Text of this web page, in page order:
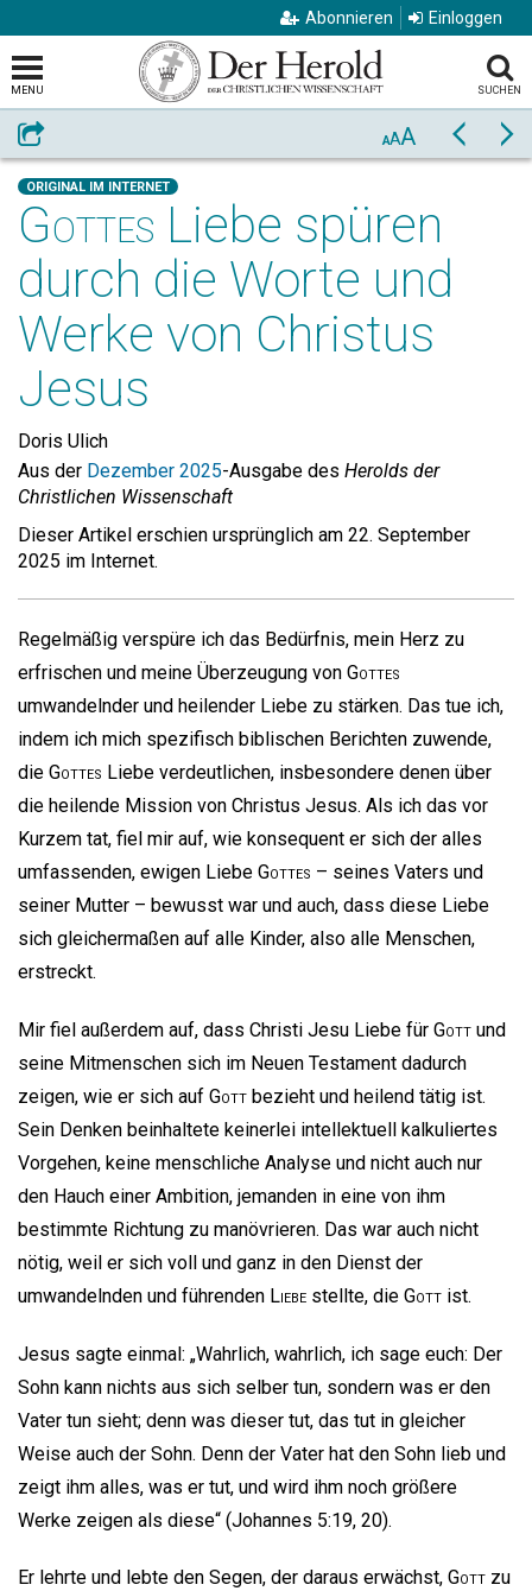
Abonnieren Einloggen
MENU SUCHEN
Weiterempfehlen AAA Zurück
ORIGINAL IM INTERNET
Gottes Liebe spüren
durch die Worte und
Werke von Christus
Jesus
Doris Ulich
Aus der Dezember 2025-Ausgabe des Herolds der
Christlichen Wissenschaft
Dieser Artikel erschien ursprünglich am 22. September
2025 im Internet.
Regelmäßig verspüre ich das Bedürfnis, mein Herz zu
erfrischen und meine Überzeugung von Gottes
umwandelnder und heilender Liebe zu stärken. Das tue ich,
indem ich mich spezifisch biblischen Berichten zuwende,
die Gottes Liebe verdeutlichen, insbesondere denen über
die heilende Mission von Christus Jesus. Als ich das vor
Kurzem tat, fiel mir auf, wie konsequent er sich der alles
umfassenden, ewigen Liebe Gottes – seines Vaters und
seiner Mutter – bewusst war und auch, dass diese Liebe
sich gleichermaßen auf alle Kinder, also alle Menschen,
erstreckt.
Mir fiel außerdem auf, dass Christi Jesu Liebe für Gott und
seine Mitmenschen sich im Neuen Testament dadurch
zeigen, wie er sich auf Gott bezieht und heilend tätig ist.
Sein Denken beinhaltete keinerlei intellektuell kalkuliertes
Vorgehen, keine menschliche Analyse und nicht auch nur
den Hauch einer Ambition, jemanden in eine von ihm
bestimmte Richtung zu manövrieren. Das war auch nicht
nötig, weil er sich voll und ganz in den Dienst der
umwandelnden und führenden Liebe stellte, die Gott ist.
Jesus sagte einmal: „Wahrlich, wahrlich, ich sage euch: Der
Sohn kann nichts aus sich selber tun, sondern was er den
Vater tun sieht; denn was dieser tut, das tut in gleicher
Weise auch der Sohn. Denn der Vater hat den Sohn lieb und
zeigt ihm alles, was er tut, und wird ihm noch größere
Werke zeigen als diese“ (Johannes 5:19, 20).
Er lehrte und lebte den Segen, der daraus erwächst, Gott zu